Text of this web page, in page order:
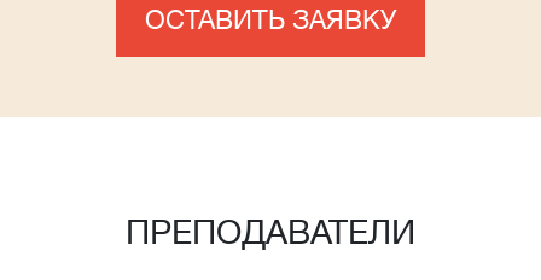
ОСТАВИТЬ ЗАЯВКУ
ПРЕПОДАВАТЕЛИ